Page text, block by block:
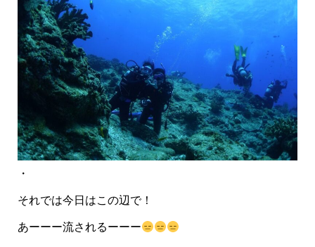
・
それでは今日はこの辺で！
あーーー流されるーーー